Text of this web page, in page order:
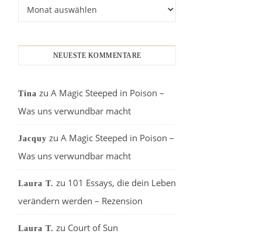
NEUESTE KOMMENTARE
Tina zu A Magic Steeped in Poison –
Was uns verwundbar macht
Jacquy zu A Magic Steeped in Poison –
Was uns verwundbar macht
Laura T. zu 101 Essays, die dein Leben
verändern werden – Rezension
Laura T. zu Court of Sun